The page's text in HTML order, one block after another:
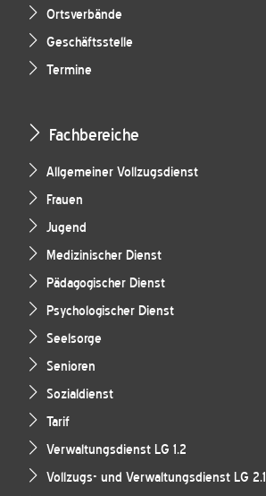
Ortsverbände
Geschäftsstelle
Termine
Fachbereiche
Allgemeiner Vollzugsdienst
Frauen
Jugend
Medizinischer Dienst
Pädagogischer Dienst
Psychologischer Dienst
Seelsorge
Senioren
Sozialdienst
Tarif
Verwaltungsdienst LG 1.2
Vollzugs- und Verwaltungsdienst LG 2.1